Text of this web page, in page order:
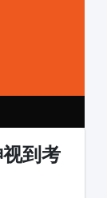
视到考